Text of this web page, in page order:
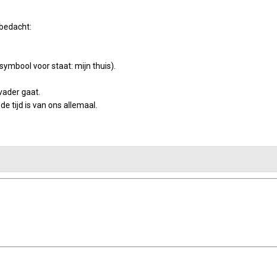
voor staat: mijn thuis).
gaat.
tijd is van ons allemaal.